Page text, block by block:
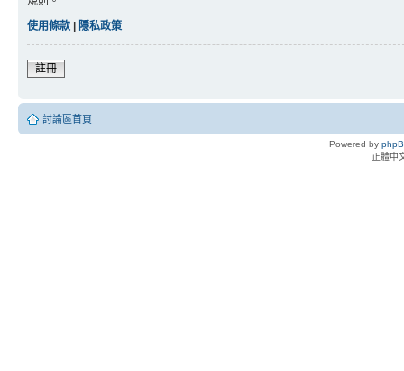
使用條款
隱私政策
註冊
討論區首頁
Powered by
正體中